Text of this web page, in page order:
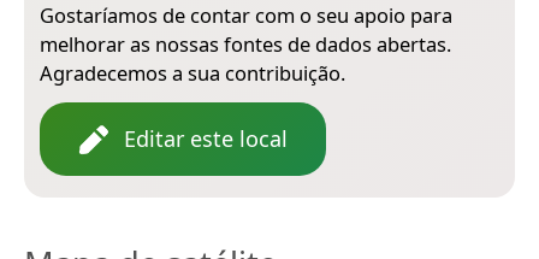
Gostaríamos de contar com o seu apoio para
melhorar as nossas fontes de dados abertas.
Agradecemos a sua contribuição.
Editar este local